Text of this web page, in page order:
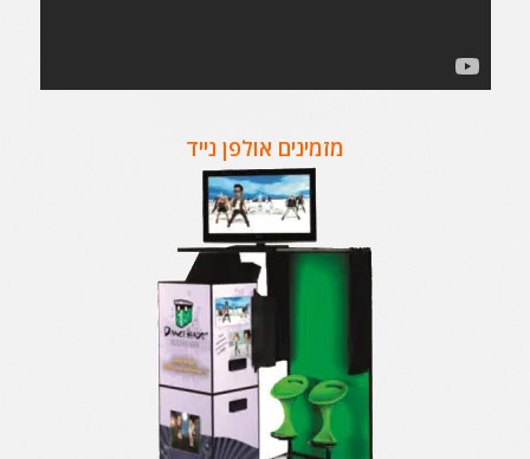
מזמינים אולפן נייד